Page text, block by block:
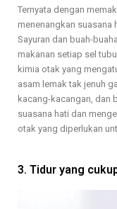
Ternyata dengan
menenangkan suasana
Sayuran dan buah-
makanan setiap sel
kimia otak yang
asam lemak tak jenuh
kacang-kacangan, dan
suasana hati dan
otak yang diperlukan
3. Tidur yang